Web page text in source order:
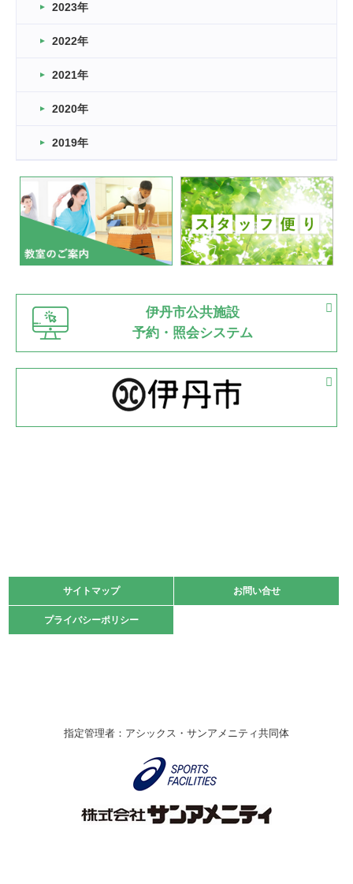
卒業・卒園の季節★
2026.03.11
緑ケ丘体育館
2022.11.03
緑ケ丘体育館
いたっぼーる大会☆彡
緑ケ丘体育館
2022.07.03
市内総合体育大会が開始
緑ケ丘体育館 猪名川運動広場
古池運動広場
2022.06.12
県知事杯争奪バレーボール大会が開催
緑ケ丘体育館
2022.05.05
体育協会長杯 バドミントン競技の部
2022.05.22
緑ケ丘体育館
2021.10.23
卓球選手権大会ラージボールの部開催☆
伊丹市総合体育大会 バレーボール大会が開催されました
なわとびイベントを開催しました！
2023年
2022年
2021年
2020年
2019年
伊丹市公共施設
予約・照会システム
サイトマップ お問い合せ
プライバシーポリシー
サイトマップ お問い合せ
プライバシーポリシー
指定管理者：アシックス・サンアメニティ共同体